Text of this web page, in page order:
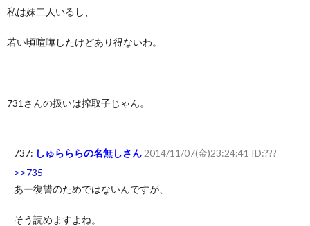
私は妹二人いるし、
若い頃喧嘩したけどあり得ないわ。
731さんの扱いは搾取子じゃん。
737: しゅらららの名無しさん 2014/11/07(金)23:24:41 ID:???
>>735
あー復讐のためではないんですが、
そう読めますよね。